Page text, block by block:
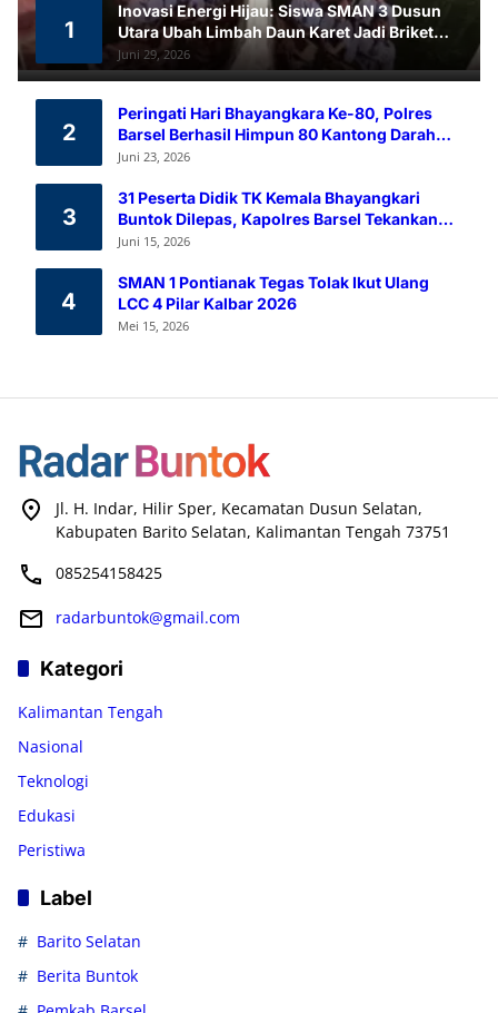
1
Inovasi Energi Hijau: Siswa SMAN 3 Dusun
Utara Ubah Limbah Daun Karet Jadi Briket
Ramah Lingkungan
Juni 29, 2026
2
Peringati Hari Bhayangkara Ke-80, Polres
Barsel Berhasil Himpun 80 Kantong Darah
Melalui Aksi Donor Darah
Juni 23, 2026
3
31 Peserta Didik TK Kemala Bhayangkari
Buntok Dilepas, Kapolres Barsel Tekankan
Pendidikan Karakter
Juni 15, 2026
4
SMAN 1 Pontianak Tegas Tolak Ikut Ulang
LCC 4 Pilar Kalbar 2026
Mei 15, 2026
Jl. H. Indar, Hilir Sper, Kecamatan Dusun Selatan,
Kabupaten Barito Selatan, Kalimantan Tengah 73751
085254158425
radarbuntok@gmail.com
Kategori
Kalimantan Tengah
Nasional
Teknologi
Edukasi
Peristiwa
Label
Barito Selatan
Berita Buntok